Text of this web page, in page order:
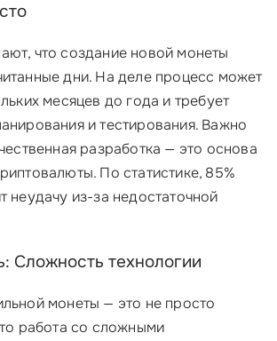
что создание новой монеты
дни. На деле процесс может
месяцев до года и требует
и тестирования. Важно
разработка — это основа
По статистике, 85%
неудачу из-за недостаточной
Сложность технологии
монеты — это не просто
работа со сложными